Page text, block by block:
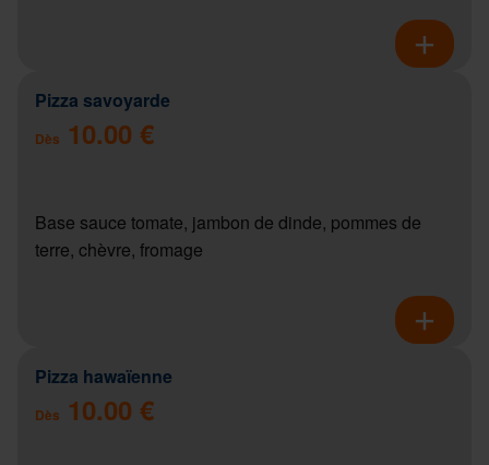
Pizza savoyarde
Dès 10.00 €
Base sauce tomate, jambon de dinde, pommes de
terre, chèvre, fromage
Pizza hawaïenne
Dès 10.00 €